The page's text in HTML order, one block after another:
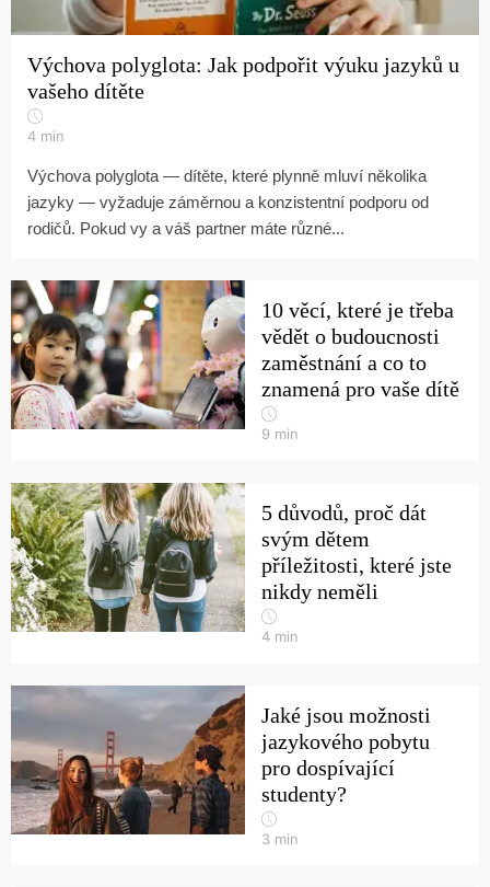
Výchova polyglota: Jak podpořit výuku jazyků u
vašeho dítěte
4 min
Výchova polyglota — dítěte, které plynně mluví několika
jazyky — vyžaduje záměrnou a konzistentní podporu od
rodičů. Pokud vy a váš partner máte různé...
10 věcí, které je třeba
vědět o budoucnosti
zaměstnání a co to
znamená pro vaše dítě
9 min
5 důvodů, proč dát
svým dětem
příležitosti, které jste
nikdy neměli
4 min
Jaké jsou možnosti
jazykového pobytu
pro dospívající
studenty?
3 min